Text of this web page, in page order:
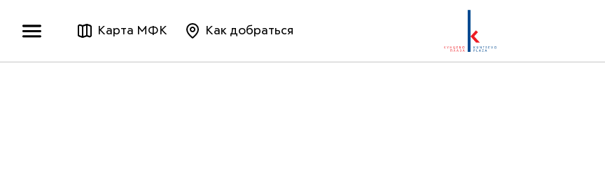
Карта МФК Как добраться